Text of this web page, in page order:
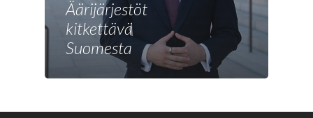
Äärijärjestöt
kitkettävä
Suomesta
Blogi
Osallistu
EN
RU